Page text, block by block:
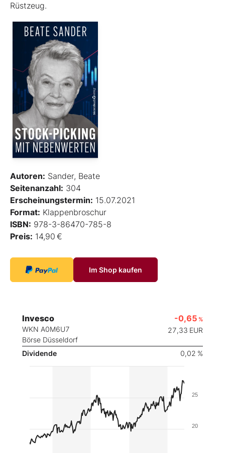
Rüstzeug.
Autoren: Sander, Beate
Seitenanzahl: 304
Erscheinungstermin: 15.07.2021
Format: Klappenbroschur
ISBN: 978-3-86470-785-8
Preis: 14,90 €
Im Shop kaufen
Invesco
WKN A0M6U7
Börse Düsseldorf
-0,65 %
27,33 EUR
Dividende 0,02 %
20
25